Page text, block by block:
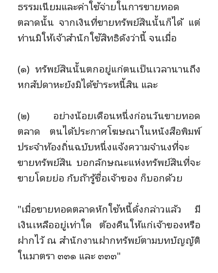
ธรรมเนียมและค่าใช้จ่ายในการขายทอด
ตลาดนั้น จากเงินที่ขายทรัพย์สินนั้นก็ได้ แต่
ท่านมิให้เจ้าสำนักใช้สิทธิดังว่านี้ จนเมื่อ
(๑) ทรัพย์สินนั้นตกอยู่แก่ตนเป็นเวลานานถึง
หกสัปดาหะยังมิได้ชำระหนี้สิน และ
(๒) อย่างน้อยเดือนหนึ่งก่อนวันขายทอด
ตลาด ตนได้ประกาศโฆษณาในหนังสือพิมพ์
ประจำท้องถิ่นฉบับหนึ่งแจ้งความจำนงที่จะ
ขายทรัพย์สิน บอกลักษณะแห่งทรัพย์สินที่จะ
ขายโดยย่อ กับถ้ารู้ชื่อเจ้าของ ก็บอกด้วย
"เมื่อขายทอดตลาดหักใช้หนี้ดั่งกล่าวแล้ว มี
เงินเหลืออยู่เท่าใด ต้องคืนให้แก่เจ้าของหรือ
ฝากไว้ ณ สำนักงานฝากทรัพย์ตามบทบัญญัติ
ในมาตรา ๓๓๑ และ ๓๓๓"